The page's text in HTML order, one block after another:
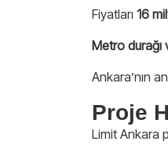
Fiyatları 16
Metro durağı
Ankara’nın
Proje
Limit Ankara